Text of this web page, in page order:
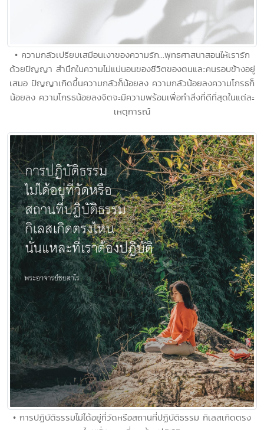
• ความกลัวเปรียบเสมือนเงาของความรัก...พุทธศาสนาสอนให้เรารัก
ด้วยปัญญา สำนึกในความไม่แน่นอนของชีวิตของตนและคนรอบข้างอยู่
เสมอ ปัญญาเกิดขึ้นความกลัวก็น้อยลง ความกลัวน้อยลงความโกรธก็
น้อยลง ความโกรธน้อยลงจิตจะมีความพร้อมเพื่อทำสิ่งที่ดีที่สุดในแต่ละ
เหตุการณ์
• การปฏิบัติธรรมไม่ได้อยู่ที่วัดหรือสถานที่ปฏิบัติธรรม กิเลสเกิดตรง